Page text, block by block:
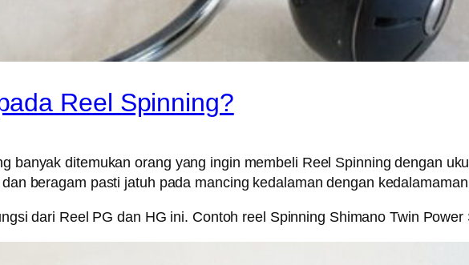
Reel Spinning?
banyak ditemukan orang yang ingin membeli Reel Spinning dengan
beragam pasti jatuh pada mancing kedalaman dengan
dari Reel PG dan HG ini. Contoh reel Spinning Shimano Twin Power